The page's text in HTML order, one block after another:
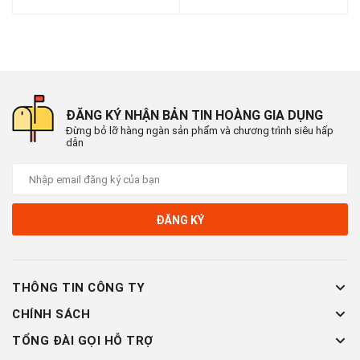
ĐĂNG KÝ NHẬN BẢN TIN HOÀNG GIA DỤNG
Đừng bỏ lỡ hàng ngàn sản phẩm và chương trình siêu hấp
dẫn
ĐĂNG KÝ
THÔNG TIN CÔNG TY
CHÍNH SÁCH
TỔNG ĐÀI GỌI HỖ TRỢ